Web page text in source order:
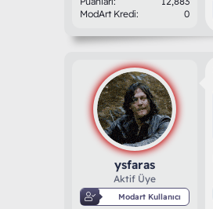
ModArt Kredi
0
ysfaras
Aktif Üye
Modart Kullanıcı